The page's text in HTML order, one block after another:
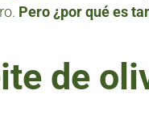
Pero ¿por qué es
de